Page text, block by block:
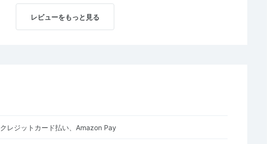
レビューをもっと見る
クレジットカード払い、Amazon Pay